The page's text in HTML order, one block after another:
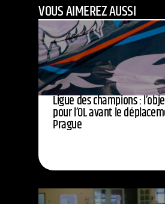
VOUS AIMEREZ AUSSI
Ligue des champions :
pour l’OL avant le
Prague